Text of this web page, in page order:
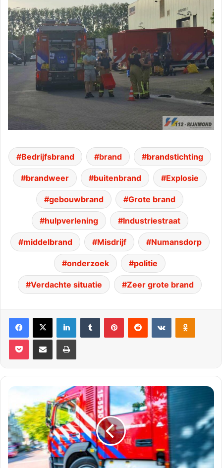
Bedrijfsbrand brand brandstichting
brandweer buitenbrand Explosie
gebouwbrand Grote brand
hulpverlening Industriestraat
middelbrand Misdrijf Numansdorp
onderzoek politie
Verdachte situatie Zeer grote brand
Facebook
X LinkedInTumblr PinterestReddit VKontakteOdnoklassniki
Pocket Deel via E-mail Print
verwoest
door
brand
|
Kreeft
Hellevoetsluis